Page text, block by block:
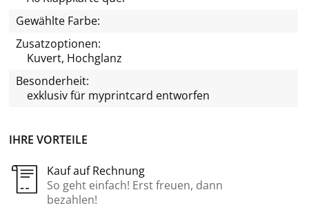
IHRE VORTEILE
Kauf auf Rechnung
So geht einfach! Erst freuen, dann
bezahlen!
Gewählte Farbe:
Zusatzoptionen:
Kuvert, Hochglanz
Besonderheit:
exklusiv für myprintcard entworfen